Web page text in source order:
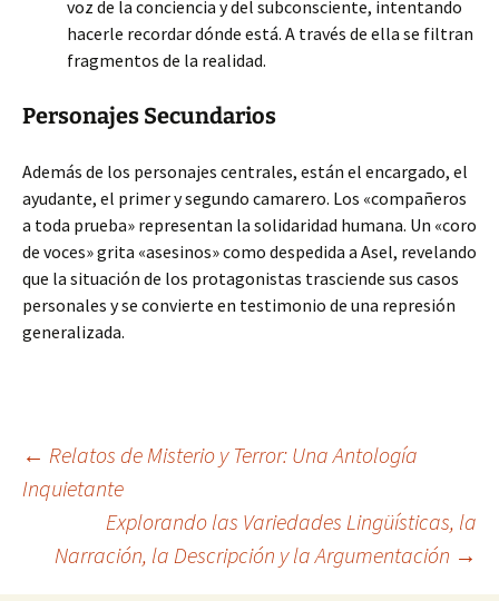
voz de la conciencia y del subconsciente, intentando
hacerle recordar dónde está. A través de ella se filtran
fragmentos de la realidad.
Personajes Secundarios
Además de los personajes centrales, están el encargado, el
ayudante, el primer y segundo camarero. Los «compañeros
a toda prueba» representan la solidaridad humana. Un «coro
de voces» grita «asesinos» como despedida a Asel, revelando
que la situación de los protagonistas trasciende sus casos
personales y se convierte en testimonio de una represión
generalizada.
Navegación
de
← Relatos de Misterio y Terror: Una Antología
Inquietante
Explorando las Variedades Lingüísticas, la
Narración, la Descripción y la Argumentación →